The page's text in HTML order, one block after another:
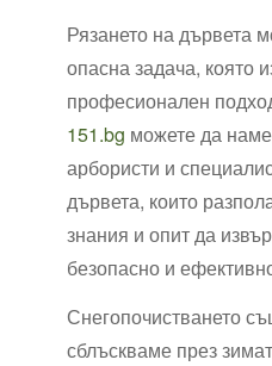
Рязането на дървета
опасна задача, която
професионален
151.bg можете да
арбористи и
дървета, които
знания и опит да
безопасно и
Снегопочистването
сблъскваме през